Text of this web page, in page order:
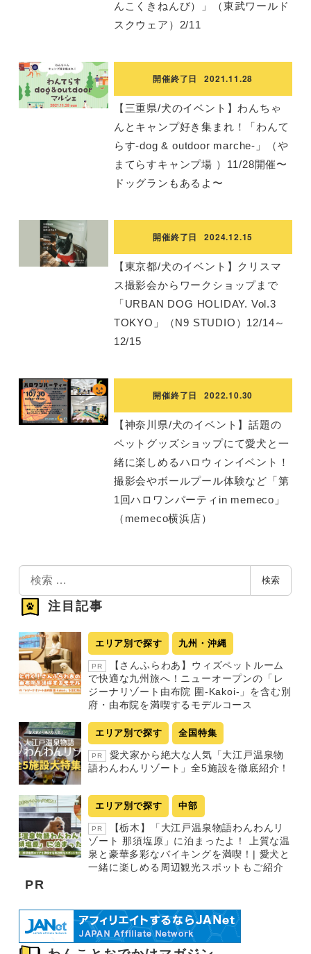
んこくきねんび）」（東武ワールド
スクウェア）2/11
開催終了日 2021.11.28
【三重県/犬のイベント】わんちゃ
んとキャンプ好き集まれ！「わんて
らす-dog & outdoor marche-」（や
まてらすキャンプ場 ）11/28開催〜
ドッグランもあるよ〜
開催終了日 2024.12.15
【東京都/犬のイベント】クリスマ
ス撮影会からワークショップまで
「URBAN DOG HOLIDAY. Vol.3
TOKYO」（N9 STUDIO）12/14～
12/15
開催終了日 2022.10.30
【神奈川県/犬のイベント】話題の
ペットグッズショップにて愛犬と一
緒に楽しめるハロウィンイベント！
撮影会やボールプール体験など「第
1回ハロワンパーティin memeco」
（memeco横浜店）
検
索
検索
注目記事
エリア別で探す 九州・沖縄
PR
【さんふらわあ】ウィズペットルーム
で快適な九州旅へ！ニューオープンの「レ
ジーナリゾート由布院 圍-Kakoi-」を含む別
府・由布院を満喫するモデルコース
エリア別で探す 全国特集
PR
愛犬家から絶大な人気「大江戸温泉物
語わんわんリゾート」全5施設を徹底紹介！
エリア別で探す 中部
PR
【栃木】「大江戸温泉物語わんわんリ
ゾート 那須塩原」に泊まったよ！ 上質な温
泉と豪華多彩なバイキングを満喫！| 愛犬と
一緒に楽しめる周辺観光スポットもご紹介
PR